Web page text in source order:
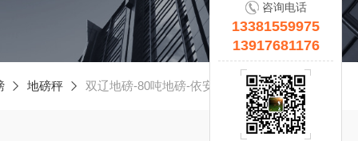
地磅秤 双辽地磅-80吨地磅-依安地磅【佳宜电子】
咨询电话
13381559975
13917681176